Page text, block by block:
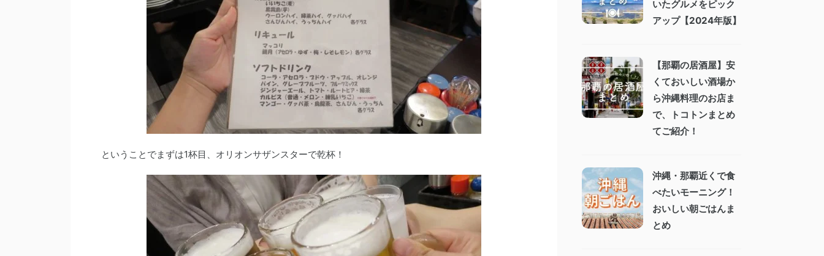
ということでまずは1杯目、オリオンサザンスターで乾杯！
いたグルメをピック
アップ【2024年版】
【那覇の居酒屋】安
くておいしい酒場か
ら沖縄料理のお店ま
で、トコトンまとめ
てご紹介！
沖縄・那覇近くで食
べたいモーニング！
おいしい朝ごはんま
とめ